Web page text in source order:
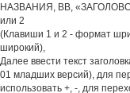
НАЗВАНИЯ, ВВ,
или 2
(Клавиши 1 и 2 - формат
широкий),
Далее ввести текст
01 младших версий), для
использовать +, -, для